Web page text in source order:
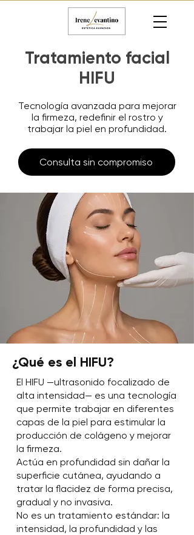
Tratamiento facial
HIFU
Tecnología avanzada para mejorar
la firmeza, redefinir el rostro y
trabajar la piel en profundidad.
Consulta sin compromiso
¿Qué es el HIFU?
El HIFU —ultrasonido focalizado de
alta intensidad— es una tecnología
que permite trabajar en diferentes
capas de la piel para estimular la
producción de colágeno y mejorar
la firmeza.
Actúa en profundidad sin dañar la
superficie cutánea, ayudando a
tratar la flacidez de forma precisa,
gradual y no invasiva.
No es un tratamiento estándar: la
intensidad, la profundidad y las